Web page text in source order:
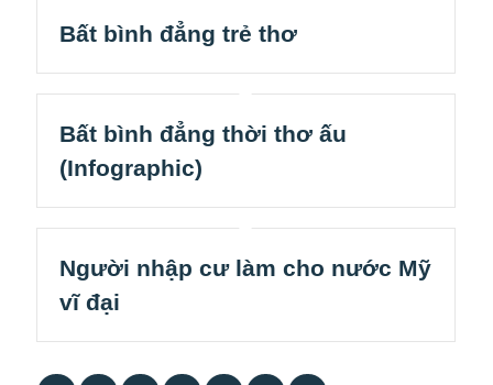
Bất bình đẳng trẻ thơ
Bất bình đẳng thời thơ ấu
(Infographic)
Người nhập cư làm cho nước Mỹ
vĩ đại